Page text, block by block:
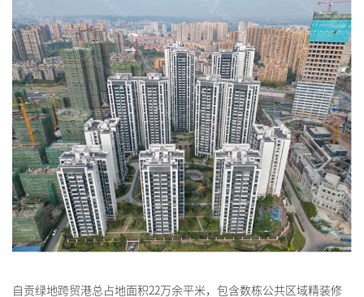
自贡绿地跨贸港总占地面积22万余平米，包含数栋公共区域精装修